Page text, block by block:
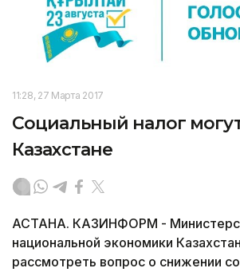
11:28, 27 Марта 2017
Социальный налог
Казахстане
АСТАНА. КАЗИНФОРМ -
национальной экономики
рассмотреть вопрос о снижении